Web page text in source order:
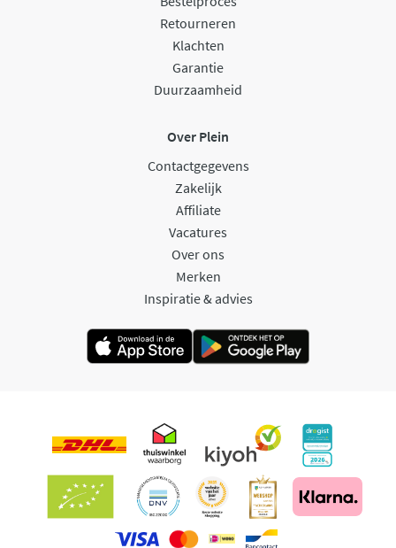
Retourneren
Klachten
Garantie
Duurzaamheid
Over Plein
Contactgegevens
Zakelijk
Affiliate
Vacatures
Over ons
Merken
Inspiratie & advies